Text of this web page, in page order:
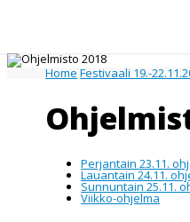
Home Festivaali 19.-
Perjantain 23.11.
Lauantain 24.11.
Sunnuntain 25.11.
Viikko-ohjelma